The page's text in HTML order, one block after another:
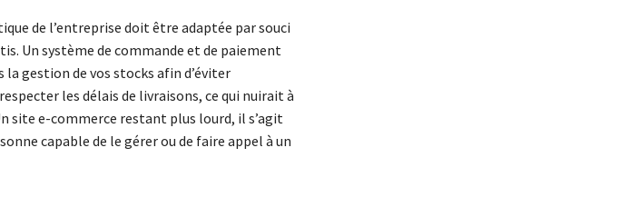
de l’entreprise doit être adaptée par souci
Un système de commande et de paiement
gestion de vos stocks afin d’éviter
les délais de livraisons, ce qui nuirait à
site e-commerce restant plus lourd, il s’agit
capable de le gérer ou de faire appel à un